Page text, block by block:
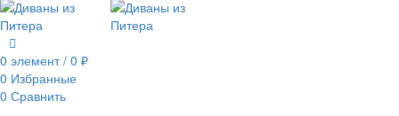
0 элемент / 0 ₽
0 Избранные
0 Сравнить